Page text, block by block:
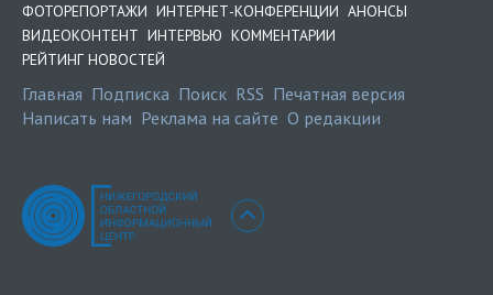
ФОТОРЕПОРТАЖИ ИНТЕРНЕТ-КОНФЕРЕНЦИИ АНОНСЫ
ВИДЕОКОНТЕНТ ИНТЕРВЬЮ КОММЕНТАРИИ
РЕЙТИНГ НОВОСТЕЙ
Главная Подписка Поиск RSS Печатная версия
Написать нам Реклама на сайте О редакции